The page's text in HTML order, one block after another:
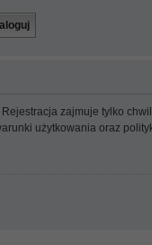
zajmuje tylko
użytkowania oraz